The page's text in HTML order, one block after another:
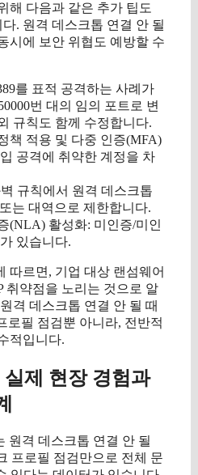
해 다음과 같은 추가 팁도
. 원격 데스크톱 연결 안 될
시에 보안 위협도 예방할 수
를 표적 공격하는 사례가
번 대의 임의 포트로 변
규칙도 함께 수정합니다.
책 적용 및 다중 인증(MFA)
공격에 취약한 계정을 차
규칙에서 원격 데스크톱
는 대역으로 제한합니다.
(NLA) 활성화: 미인증/미인
있습니다.
따르면, 기업 대상 랜섬웨어
취약점을 노리는 것으로 알
격 데스크톱 연결 안 될 때
로필 점검뿐 아니라, 전반적
적입니다.
제 현장 경험과
원격 데스크톱 연결 안 될
프로필 점검만으로 전체 문